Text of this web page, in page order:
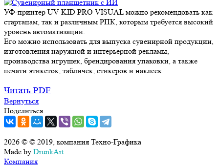
УФ-принтер UV KID PRO VISUAL можно рекомендовать как
стартапам, так и различным РПК, которым требуется высокий
уровень автоматизации.
Его можно использовать для выпуска сувенирной продукции,
изготовления наружной и интерьерной рекламы,
производства игрушек, брендирования упаковки, а также
печати этикеток, табличек, стикеров и наклеек.
Читать PDF
Вернуться
Поделиться
2026 © © 2019, компания Техно-Графика
Made by DrunkArt
Компания